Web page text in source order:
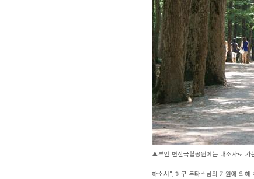
▲부안 변산국립공원에는 내소사로
하소서", 혜구 두타스님의 기원에 의해